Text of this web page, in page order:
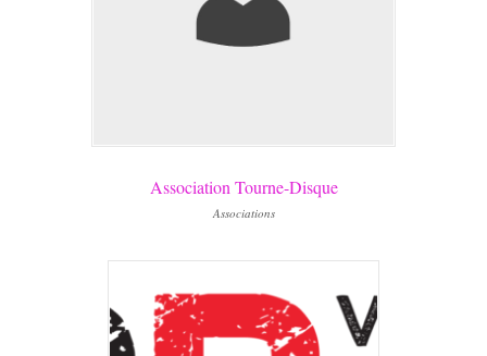
Association Tourne-Disque
Associations